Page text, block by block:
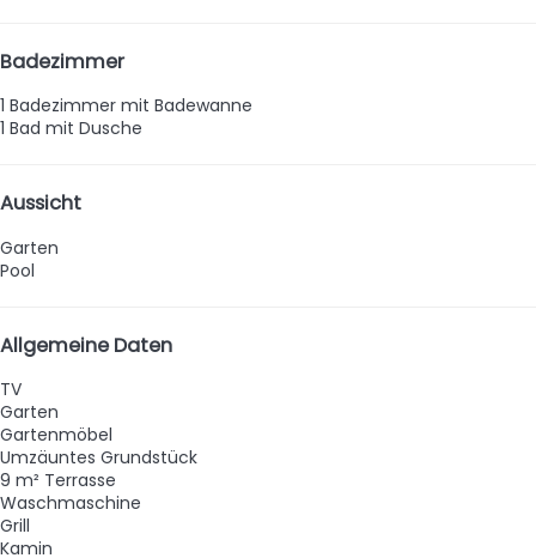
Badezimmer
1 Badezimmer mit Badewanne
1 Bad mit Dusche
Aussicht
Garten
Pool
Allgemeine Daten
TV
Garten
Gartenmöbel
Umzäuntes Grundstück
9 m² Terrasse
Waschmaschine
Grill
Kamin